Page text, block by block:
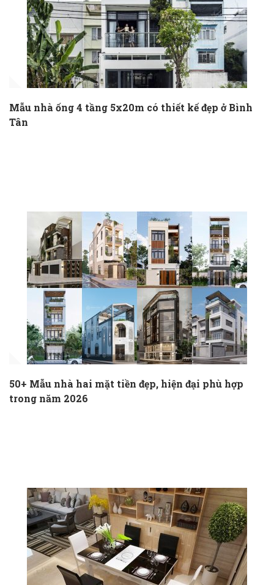
Mẫu nhà ống 4 tầng 5x20m có thiết kế đẹp ở Bình
Tân
50+ Mẫu nhà hai mặt tiền đẹp, hiện đại phù hợp
trong năm 2026